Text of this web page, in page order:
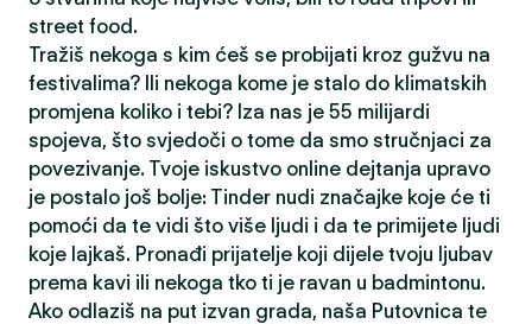
street food.
Tražiš nekoga s kim ćeš se probijati kroz gužvu na
festivalima? Ili nekoga kome je stalo do klimatskih
promjena koliko i tebi? Iza nas je 55 milijardi
spojeva, što svjedoči o tome da smo stručnjaci za
povezivanje. Tvoje iskustvo online dejtanja upravo
je postalo još bolje: Tinder nudi značajke koje će ti
pomoći da te vidi što više ljudi i da te primijete ljudi
koje lajkaš. Pronađi prijatelje koji dijele tvoju ljubav
prema kavi ili nekoga tko ti je ravan u badmintonu.
Ako odlaziš na put izvan grada, naša Putovnica te